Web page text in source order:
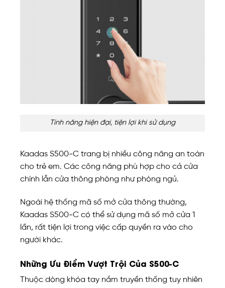
Tính năng hiện đại, tiện lợi khi sử dụng
Kaadas S500-C trang bị nhiều công năng an toàn
cho trẻ em. Các công năng phù hợp cho cả cửa
chính lẫn cửa thông phòng như phòng ngủ.
Ngoài hệ thống mã số mở cửa thông thường,
Kaadas S500-C có thể sử dụng mã số mở cửa 1
lần, rất tiện lợi trong việc cấp quyền ra vào cho
người khác.
Những Ưu Điểm Vượt Trội Của S500-C
Thuộc dòng khóa tay nắm truyền thống tuy nhiên